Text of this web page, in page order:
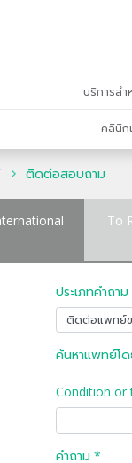
บริการสำ
คลินิก
ติดต่อสอบถาม
To
ประเภทคำถา
ค้นหาแพทย์โ
Condition
คำถาม *